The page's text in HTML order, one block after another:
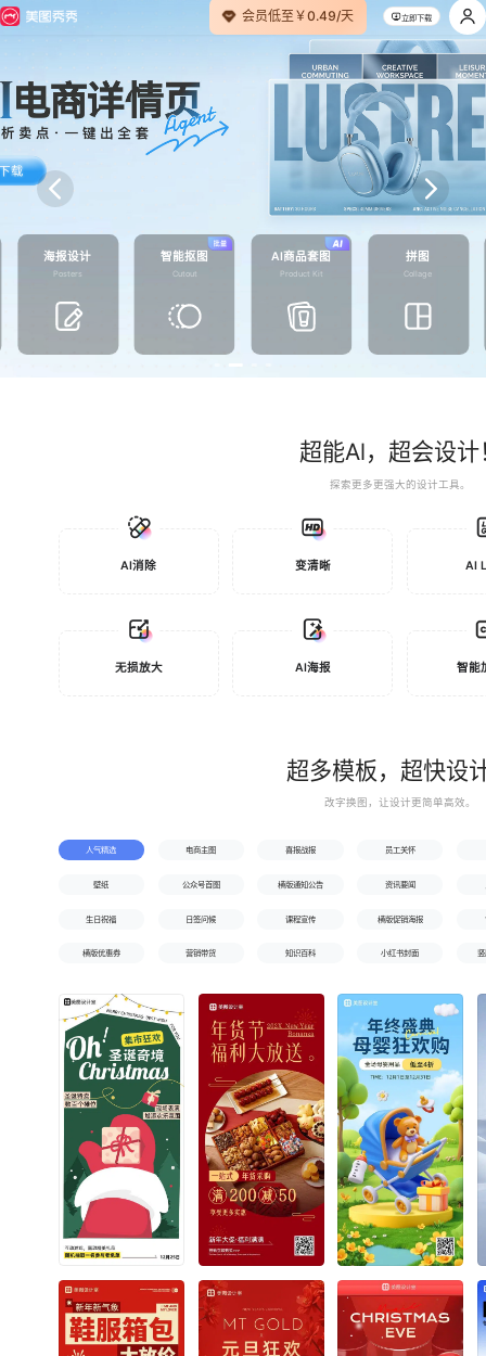
会员低至￥0.49/天 立即下载
海报设计
Posters
智能抠图
Cutout
AI商品套图
Product Kit
拼图
Collage
超能Al，超会设计
探索更多更强大的设计工具。
AI消除 变清晰 AI
无损放大 AI海报 智能
超多模板，超快设
改字换图，让设计更简单高效。
人气精选 电商主图 喜报战报 员工关怀
壁纸 公众号首图 横版通知公告 资讯要闻
生日祝福 日签问候 课程宣传 横版促销海报
横版优惠券 营销带货 知识百科 小红书封面 竖